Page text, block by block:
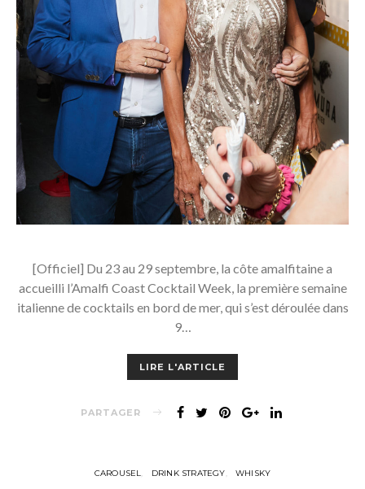
[Officiel] Du 23 au 29 septembre, la côte amalfitaine a
accueilli l’Amalfi Coast Cocktail Week, la première semaine
italienne de cocktails en bord de mer, qui s’est déroulée dans
9…
LIRE L'ARTICLE
PARTAGER
CAROUSEL DRINK STRATEGY WHISKY